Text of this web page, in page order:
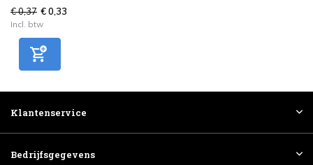
€ 0,37 € 0,33
Incl. btw
Klantenservice
Bedrijfsgegevens